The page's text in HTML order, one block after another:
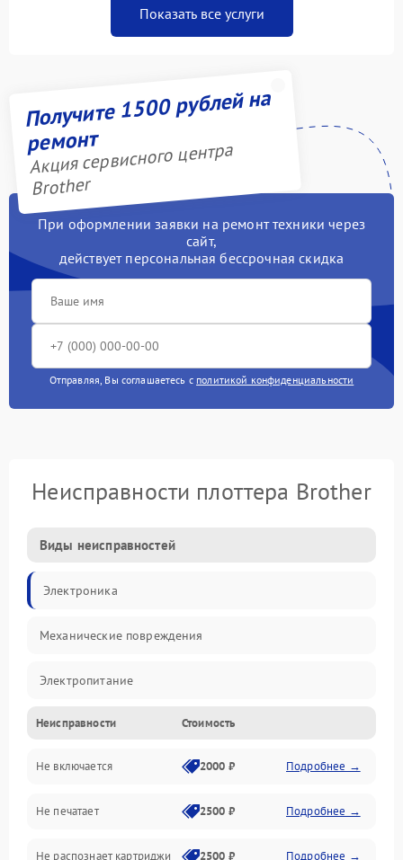
Показать все услуги
Получите 1500 рублей на
ремонт
Акция сервисного центра
Brother
При оформлении заявки на ремонт техники через
сайт,
действует персональная бессрочная скидка
Отправляя, Вы соглашаетесь с политикой конфиденциальности
Неисправности плоттера Brother
Виды неисправностей
Электроника
Механические повреждения
Электропитание
Работа системы
Механика
Оптика
Неисправности Стоимость
Не включается 2000 ₽ Подробнее →
Не печатает 2500 ₽ Подробнее →
Не распознает картриджи 2500 ₽ Подробнее →